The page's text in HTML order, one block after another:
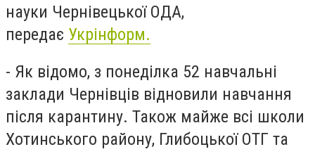
науки Чернівецької ОДА,
передає Укрінформ.
- Як відомо, з понеділка 52 навчальні
заклади Чернівців відновили навчання
після карантину. Також майже всі школи
Хотинського району, Глибоцької ОТГ та